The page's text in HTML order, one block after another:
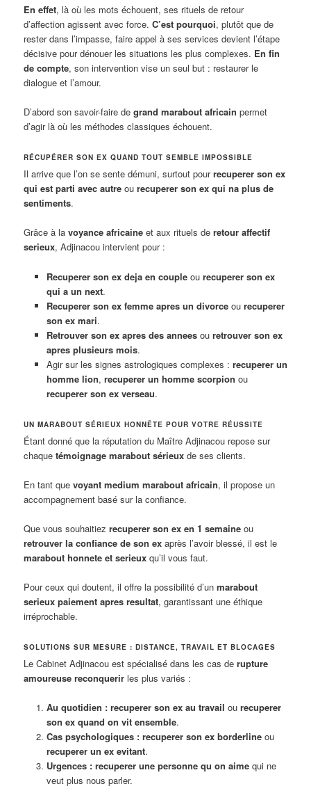
En effet, là où les mots échouent, ses rituels de retour
d’affection agissent avec force.C’est pourquoi, plutôt que de
rester dans l’impasse, faire appel à ses services devient l’étape
décisive pour dénouer les situations les plus complexes. En fin
de compte, son intervention vise un seul but : restaurer le
dialogue et l’amour.
D’abord son savoir-faire degrand marabout africain permet
d’agir là où les méthodes classiques échouent.
RÉCUPÉRER SON EX QUAND TOUT SEMBLE IMPOSSIBLE
Il arrive que l’on se sente démuni, surtout pourrecuperer son ex
qui est parti avec autre ourecuperer son ex qui na plus de
sentiments.
Grâce à lavoyance africaine et aux rituels deretour affectif
serieux, Adjinacou intervient pour :
Recuperer son ex deja en coupleou recuperer son ex
qui a un next.
Recuperer son ex femme apres un divorceou recuperer
son ex mari.
Retrouver son ex apres des anneesou retrouver son ex
apres plusieurs mois.
Agir sur les signes astrologiques complexes : recuperer un
homme lion, recuperer un homme scorpion ou
recuperer son ex verseau.
UN MARABOUT SÉRIEUX HONNÊTE POUR VOTRE RÉUSSITE
Étant donné que la réputation du Maître Adjinacou repose sur
chaquetémoignage marabout sérieux de ses clients.
En tant quevoyant medium marabout africain, il propose un
accompagnement basé sur la confiance.
Que vous souhaitiezrecuperer son ex en 1 semaine ou
retrouver la confiance de son ex après l’avoir blessé, il est le
marabout honnete et serieux qu’il vous faut.
Pour ceux qui doutent, il offre la possibilité d’unmarabout
serieux paiement apres resultat, garantissant une éthique
irréprochable.
SOLUTIONS SUR MESURE : DISTANCE, TRAVAIL ET BLOCAGES
Le Cabinet Adjinacou est spécialisé dans les cas derupture
amoureuse reconquerir les plus variés :
Au quotidien : recuperer son ex au travail ou recuperer
son ex quand on vit ensemble.
Cas psychologiques : recuperer son ex borderlineou
recuperer un ex evitant.
Urgences : recuperer une personne qu on aimequi ne
veut plus nous parler.